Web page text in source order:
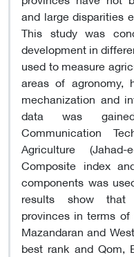
and large disparities
This study was
development in
used to measure
areas of agronomy,
mechanization and
data was
Communication
Agriculture
Composite index
components was
results show that
provinces in terms
Mazandaran and
best rank and Qom,